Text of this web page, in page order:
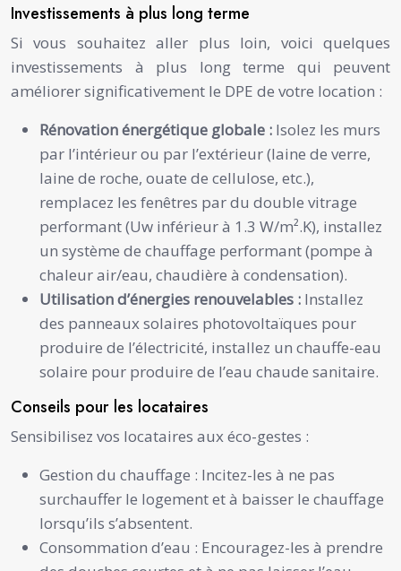
Investissements à plus long terme
Si vous souhaitez aller plus loin, voici quelques
investissements à plus long terme qui peuvent
améliorer significativement le DPE de votre location :
Rénovation énergétique globale : Isolez les murs
par l’intérieur ou par l’extérieur (laine de verre,
laine de roche, ouate de cellulose, etc.),
remplacez les fenêtres par du double vitrage
performant (Uw inférieur à 1.3 W/m².K), installez
un système de chauffage performant (pompe à
chaleur air/eau, chaudière à condensation).
Utilisation d’énergies renouvelables : Installez
des panneaux solaires photovoltaïques pour
produire de l’électricité, installez un chauffe-eau
solaire pour produire de l’eau chaude sanitaire.
Conseils pour les locataires
Sensibilisez vos locataires aux éco-gestes :
Gestion du chauffage : Incitez-les à ne pas
surchauffer le logement et à baisser le chauffage
lorsqu’ils s’absentent.
Consommation d’eau : Encouragez-les à prendre